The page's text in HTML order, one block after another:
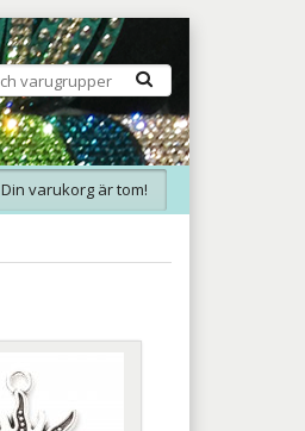
Din varukorg är tom!